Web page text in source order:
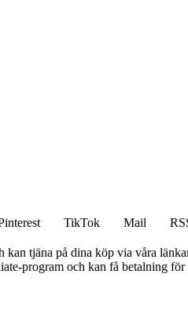
TikTok Mail
kan tjäna på dina köp via våra
program och kan få betalning